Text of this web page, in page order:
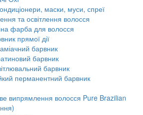
маски, муси, спреї
та освітлення волосся
фарба для волосся
прямої дії
барвник
барвник
барвник
перманентний барвник
випрямлення волосся Pure Brazilian